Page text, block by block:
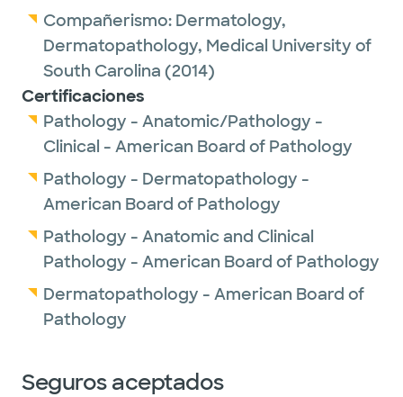
Compañerismo: Dermatology,
Dermatopathology, Medical University of
South Carolina (2014)
Certificaciones
Pathology - Anatomic/Pathology -
Clinical - American Board of Pathology
Pathology - Dermatopathology -
American Board of Pathology
Pathology - Anatomic and Clinical
Pathology - American Board of Pathology
Dermatopathology - American Board of
Pathology
Seguros aceptados